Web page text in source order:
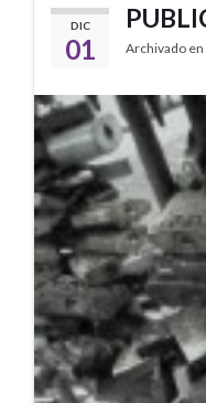
DIC
01 Archivado en